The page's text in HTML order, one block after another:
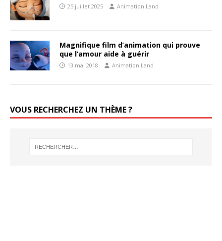
25 juillet 2025 Animation Land
Magnifique film d’animation qui prouve
que l’amour aide à guérir
13 mai 2018 Animation Land
VOUS RECHERCHEZ UN THÈME ?